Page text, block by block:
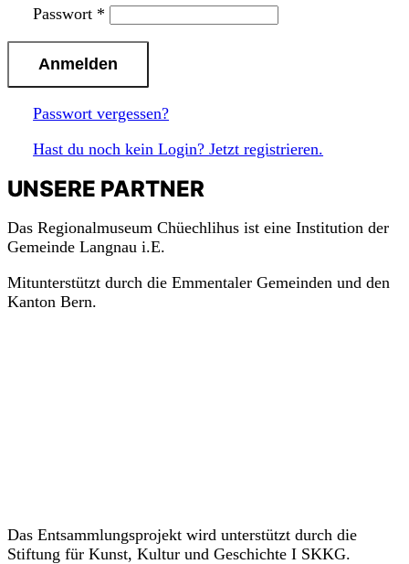
Passwort *
Passwort vergessen?
Hast du noch kein Login? Jetzt registrieren.
UNSERE PARTNER
Das Regionalmuseum Chüechlihus ist eine Institution der
Gemeinde Langnau i.E.
Mitunterstützt durch die Emmentaler Gemeinden und den
Kanton Bern.
Das Entsammlungsprojekt wird unterstützt durch die
Stiftung für Kunst, Kultur und Geschichte I SKKG.